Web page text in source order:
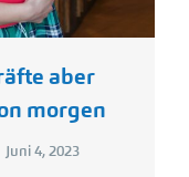
aber
morgen
Juni 4, 2023